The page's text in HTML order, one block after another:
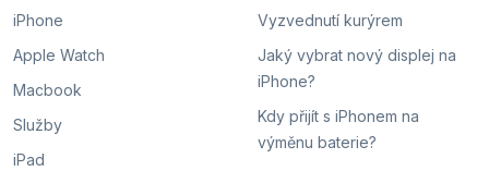
iPhone
Apple Watch
Macbook
Služby
iPad
Vyzvednutí kurýrem
Jaký vybrat nový displej na
iPhone?
Kdy přijít s iPhonem na
výměnu baterie?